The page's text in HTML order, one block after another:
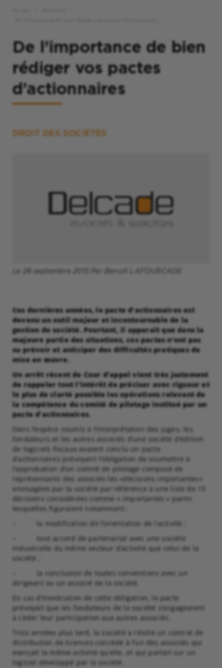
De l’importance de bien
rédiger vos pactes
d’actionnaires
DROIT DES SOCIÉTÉS
Le 28 septembre 2015 Par Benoît LAFOURCADE
Ces dernières années, le pacte d’actionnaires est
devenu un outil majeur et incontournable de la
gestion de société. Pourtant, il apparaît que dans la
majeure partie des situations, ces pactes n’ont pas
su prévoir et anticiper des difficultés pratiques de
mise en œuvre.
Un arrêt récent de Cour d’appel vient très justement
de rappeler tout l’intérêt de préciser avec rigueur et
le plus de clarté possible les opérations relevant de
la compétence du comité de pilotage institué par un
pacte d’actionnaires.
Dans l’espèce soumis à l’interprétation des juges, les
fondateurs et les autres associés d’une société d’édition
de logiciels fiscaux avaient conclu un pacte
d’actionnaires prévoyant l’obligation de soumettre à
l’approbation d’un comité de pilotage composé de
représentants des associés les «décisions importantes»
envisagées par la société par référence à une liste de 15
décisions considérées comme « importantes » parmi
lesquelles figuraient notamment :
– la modification de l’orientation de l’activité ;
– tout accord de partenariat avec une société
industrielle du même secteur d’activité que celui de la
société ;
– la conclusion de toutes conventions avec un
dirigeant ou un associé de la société.
En cas d’inexécution de cette obligation, le pacte
prévoyait que les fondateurs de la société s’engageaient
à céder leur participation aux autres associés.
Trois années plus tard, la société a résilié un contrat de
distribution de licences concédé à l’un des associés qui
exerçait la même activité qu’elle, et qui portait sur un
logiciel développé par la société.